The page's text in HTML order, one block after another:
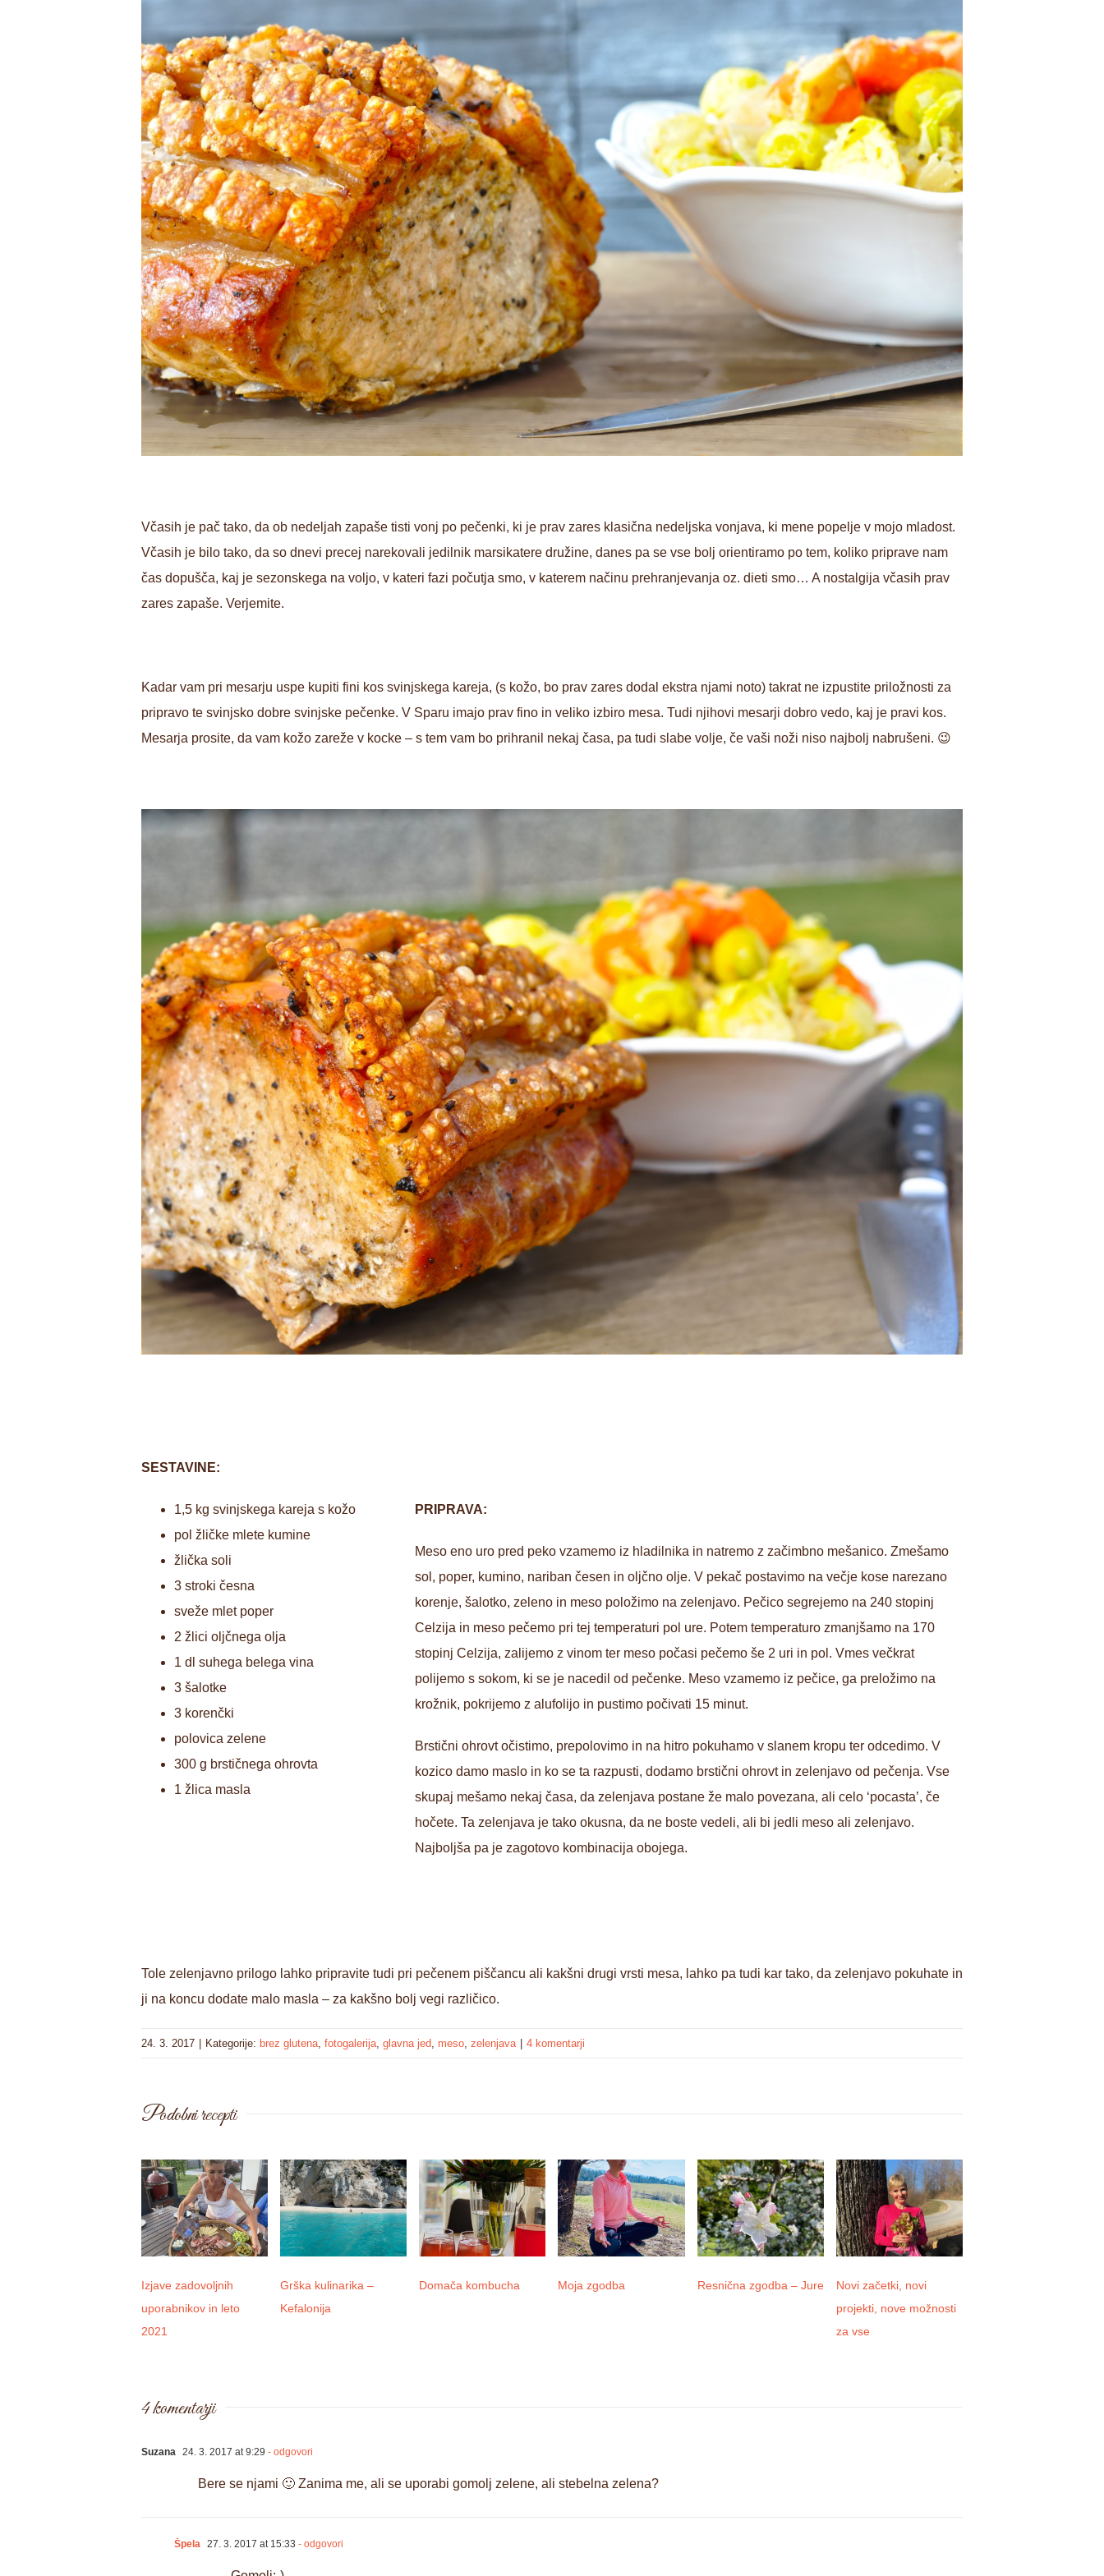
Včasih je pač tako, da ob nedeljah zapaše tisti vonj po pečenki, ki je prav zares klasična nedeljska vonjava, ki mene popelje v mojo mladost.
Včasih je bilo tako, da so dnevi precej narekovali jedilnik marsikatere družine, danes pa se vse bolj orientiramo po tem, koliko priprave nam
čas dopušča, kaj je sezonskega na voljo, v kateri fazi počutja smo, v katerem načinu prehranjevanja oz. dieti smo… A nostalgija včasih prav
zares zapaše. Verjemite.
Kadar vam pri mesarju uspe kupiti fini kos svinjskega kareja, (s kožo, bo prav zares dodal ekstra njami noto) takrat ne izpustite priložnosti za
pripravo te svinjsko dobre svinjske pečenke. V Sparu imajo prav fino in veliko izbiro mesa. Tudi njihovi mesarji dobro vedo, kaj je pravi kos.
Mesarja prosite, da vam kožo zareže v kocke – s tem vam bo prihranil nekaj časa, pa tudi slabe volje, če vaši noži niso najbolj nabrušeni. 😉
SESTAVINE:
1,5 kg svinjskega kareja s kožo
pol žličke mlete kumine
žlička soli
3 stroki česna
sveže mlet poper
2 žlici oljčnega olja
1 dl suhega belega vina
3 šalotke
3 korenčki
polovica zelene
300 g brstičnega ohrovta
1 žlica masla
PRIPRAVA:
Meso eno uro pred peko vzamemo iz hladilnika in natremo z začimbno mešanico. Zmešamo
sol, poper, kumino, nariban česen in oljčno olje. V pekač postavimo na večje kose narezano
korenje, šalotko, zeleno in meso položimo na zelenjavo. Pečico segrejemo na 240 stopinj
Celzija in meso pečemo pri tej temperaturi pol ure. Potem temperaturo zmanjšamo na 170
stopinj Celzija, zalijemo z vinom ter meso počasi pečemo še 2 uri in pol. Vmes večkrat
polijemo s sokom, ki se je nacedil od pečenke. Meso vzamemo iz pečice, ga preložimo na
krožnik, pokrijemo z alufolijo in pustimo počivati 15 minut.
Brstični ohrovt očistimo, prepolovimo in na hitro pokuhamo v slanem kropu ter odcedimo. V
kozico damo maslo in ko se ta razpusti, dodamo brstični ohrovt in zelenjavo od pečenja. Vse
skupaj mešamo nekaj časa, da zelenjava postane že malo povezana, ali celo ‘pocasta’, če
hočete. Ta zelenjava je tako okusna, da ne boste vedeli, ali bi jedli meso ali zelenjavo.
Najboljša pa je zagotovo kombinacija obojega.
Tole zelenjavno prilogo lahko pripravite tudi pri pečenem piščancu ali kakšni drugi vrsti mesa, lahko pa tudi kar tako, da zelenjavo pokuhate in
ji na koncu dodate malo masla – za kakšno bolj vegi različico.
24. 3. 2017 Kategorije: brez glutena, fotogalerija, glavna jed, meso, zelenjava 4 komentarji
Podobni recepti
Izjave zadovoljnih
uporabnikov in leto
2021
Grška kulinarika –
Kefalonija
Domača kombucha Moja zgodba Resnična zgodba – Jure
Novi začetki, novi
projekti, nove možnosti
za vse
4 komentarji
Suzana 24. 3. 2017 at 9:29 - odgovori
Bere se njami 🙂 Zanima me, ali se uporabi gomolj zelene, ali stebelna zelena?
Špela 27. 3. 2017 at 15:33 - odgovori